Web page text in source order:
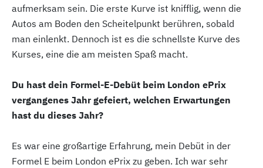
aufmerksam sein. Die erste Kurve ist knifflig, wenn die
Autos am Boden den Scheitelpunkt berühren, sobald
man einlenkt. Dennoch ist es die schnellste Kurve des
Kurses, eine die am meisten Spaß macht.
Du hast dein Formel-E-Debüt beim London ePrix
vergangenes Jahr gefeiert, welchen Erwartungen
hast du dieses Jahr?
Es war eine großartige Erfahrung, mein Debüt in der
Formel E beim London ePrix zu geben. Ich war sehr